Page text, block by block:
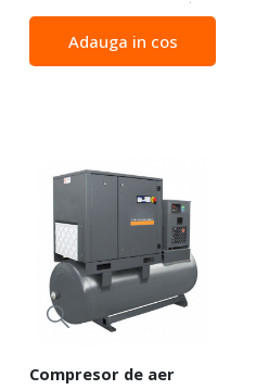
Rezervor 500 Litri - WLT din
aer Date tehnice
Capacitatea rezervorului
Adauga in cos
Compresor de aer